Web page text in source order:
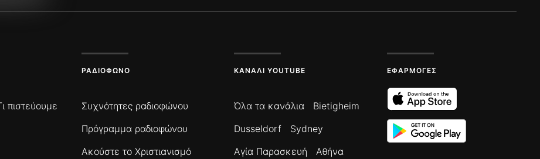
πιστεύουμε
ΡΑΔΙΌΦΩΝΟ
Συχνότητες ραδιοφώνου
Πρόγραμμα ραδιοφώνου
Ακούστε το Χριστιανισμό
ΚΑΝΆΛΙ YOUTUBE
Όλα τα κανάλια
Bietigheim
Dusseldorf
Sydney
Αγία Παρασκευή
Αθήνα
ΕΦΑΡΜΟΓΈΣ